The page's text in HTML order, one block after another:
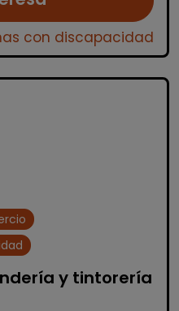
con discapacidad
y tintorería